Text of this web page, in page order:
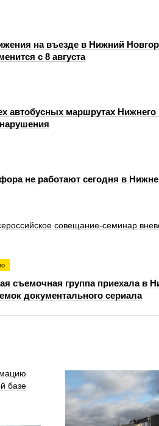
на въезде в Нижний
с 8 августа
автобусных маршрутах Нижнего
не работают сегодня в
совещание-семинар
съемочная группа приехала в
документального сериала
базе